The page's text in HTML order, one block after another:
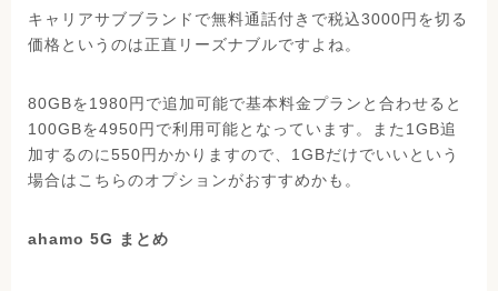
キャリアサブブランドで無料通話付きで税込3000円を切る
価格というのは正直リーズナブルですよね。
80GBを1980円で追加可能で基本料金プランと合わせると
100GBを4950円で利用可能となっています。また1GB追
加するのに550円かかりますので、1GBだけでいいという
場合はこちらのオプションがおすすめかも。
ahamo 5G まとめ